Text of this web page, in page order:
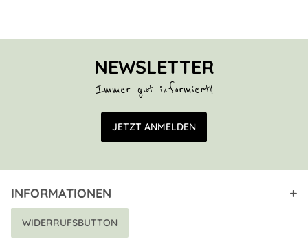
NEWSLETTER
Immer gut informiert!
E-Mail Adresse
JETZT ANMELDEN
INFORMATIONEN
WIDERRUFSBUTTON